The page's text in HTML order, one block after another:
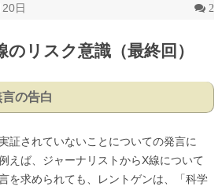
日 2
リスク意識（最終回）
の告白
証されていないことについての発言に
えば、ジャーナリストからX線について
を求められても、レントゲンは、「科学